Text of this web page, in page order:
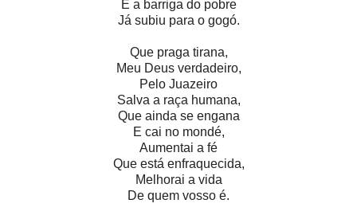
E a barriga do pobre
Já subiu para o gogó.
Que praga tirana,
Meu Deus verdadeiro,
Pelo Juazeiro
Salva a raça humana,
Que ainda se engana
E cai no mondé,
Aumentai a fé
Que está enfraquecida,
Melhorai a vida
De quem vosso é.